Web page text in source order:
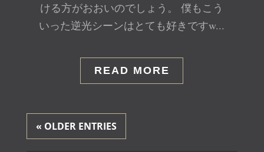
ける方がおおいのでしょう。 僕もこう
いった逆光シーンはとても好きですw...
READ MORE
« OLDER ENTRIES